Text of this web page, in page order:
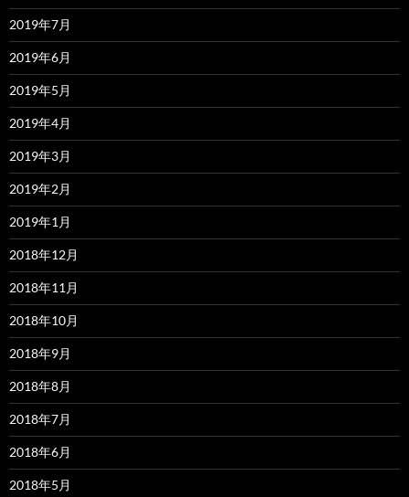
2019年7月
2019年6月
2019年5月
2019年4月
2019年3月
2019年2月
2019年1月
2018年12月
2018年11月
2018年10月
2018年9月
2018年8月
2018年7月
2018年6月
2018年5月